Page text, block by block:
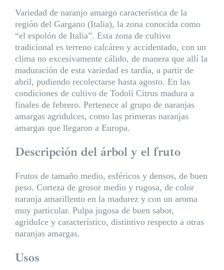
Variedad de naranjo amargo característica de la
región del Gargano (Italia), la zona conocida como
“el espolón de Italia”. Esta zona de cultivo
tradicional es terreno calcáreo y accidentado, con un
clima no excesivamente cálido, de manera que allí la
maduración de esta variedad es tardía, a partir de
abril, pudiendo recolectarse hasta agosto. En las
condiciones de cultivo de Todolí Citrus madura a
finales de febrero. Pertenece al grupo de naranjas
amargas agridulces, como las primeras naranjas
amargas que llegaron a Europa.
Descripción del árbol y el fruto
Frutos de tamaño medio, esféricos y densos, de buen
peso. Corteza de grosor medio y rugosa, de color
naranja amarillento en la madurez y con un aroma
muy particular. Pulpa jugosa de buen sabor,
agridulce y característico, distintivo respecto a otras
naranjas amargas.
Usos